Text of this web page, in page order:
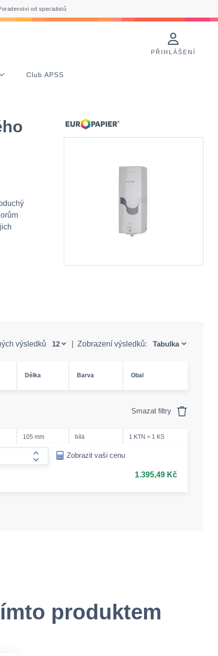
od specialistů
PŘIHLÁŠENÍ
Club APSS
výsledků Zobrazení výsledků:
Délka Barva Obal
Smazat filtry
105 mm bílá 1 KTN = 1 KS
form.increase-amount
Zobrazit vaši cenu
1.395,49 Kč
produktem